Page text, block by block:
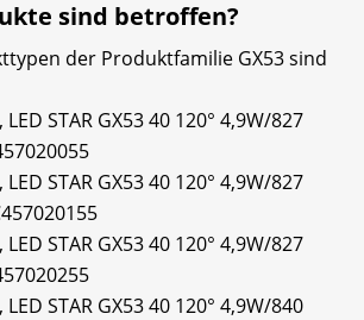
sind betroffen?
der Produktfamilie GX53 sind
LED STAR GX53 40 120° 4,9W/827
LED STAR GX53 40 120° 4,9W/827
LED STAR GX53 40 120° 4,9W/827
LED STAR GX53 40 120° 4,9W/840